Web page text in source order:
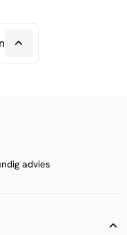
advies